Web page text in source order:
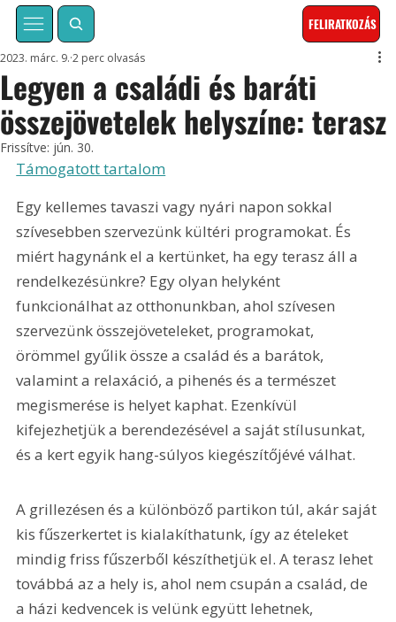
FELIRATKOZÁS
Legyen a családi és baráti
összejövetelek helyszíne: terasz
2023. márc. 9. 2 perc olvasás
Frissítve: jún. 30.
Támogatott tartalom
Egy kellemes tavaszi vagy nyári napon sokkal
szívesebben szervezünk kültéri programokat. És
miért hagynánk el a kertünket, ha egy terasz áll a
rendelkezésünkre? Egy olyan helyként
funkcionálhat az otthonunkban, ahol szívesen
szervezünk összejöveteleket, programokat,
örömmel gyűlik össze a család és a barátok,
valamint a relaxáció, a pihenés és a természet
megismerése is helyet kaphat. Ezenkívül
kifejezhetjük a berendezésével a saját stílusunkat,
és a kert egyik hang-súlyos kiegészítőjévé válhat.
A grillezésen és a különböző partikon túl, akár saját
kis fűszerkertet is kialakíthatunk, így az ételeket
mindig friss fűszerből készíthetjük el. A terasz lehet
továbbá az a hely is, ahol nem csupán a család, de
a házi kedvencek is velünk együtt lehetnek,